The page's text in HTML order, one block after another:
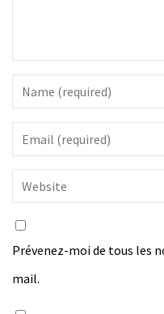
Prévenez-moi de tous les
mail.